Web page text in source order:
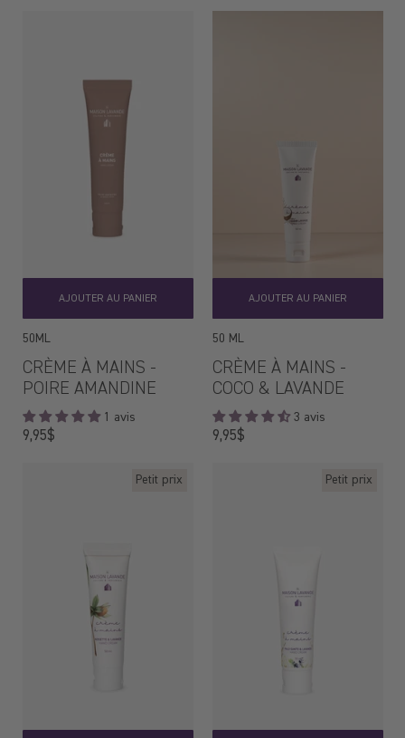
AJOUTER AU PANIER
50ML
CRÈME À MAINS -
POIRE AMANDINE
1 avis
9,95$Prix
AJOUTER AU PANIER
50 ML
CRÈME À MAINS -
COCO & LAVANDE
3 avis
9,95$Prix
Petit prix Petit prix